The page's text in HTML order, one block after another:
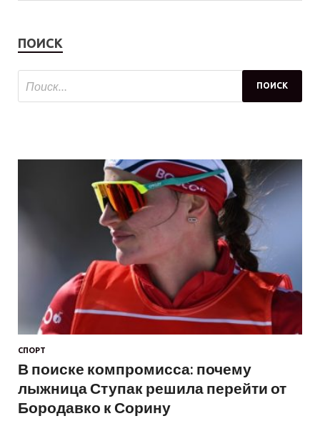
ПОИСК
СПОРТ
В поиске компромисса: почему
лыжница Ступак решила перейти от
Бородавко к Сорину